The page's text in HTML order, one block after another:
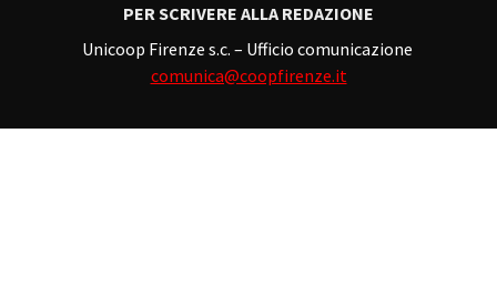
PER SCRIVERE ALLA REDAZIONE
Unicoop Firenze s.c. – Ufficio comunicazione
comunica@coopfirenze.it